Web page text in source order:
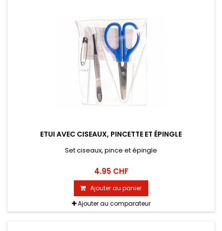
ETUI AVEC CISEAUX, PINCETTE ET ÉPINGLE
Set ciseaux, pince et épingle
4.95 CHF
Ajouter au panier
Ajouter au comparateur